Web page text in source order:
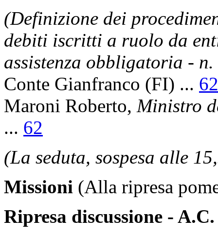
(Definizione dei
debiti iscritti a ruolo da
assistenza obbligatoria -
Conte Gianfranco (FI) ... 62
Maroni Roberto, Ministro
... 62
(La seduta, sospesa alle
Missioni (Alla ripresa
Ripresa discussione -